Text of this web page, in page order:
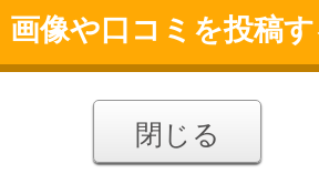
情報がまだ登録されていま
情報を追加する
画像や口コミを投稿
閉じる